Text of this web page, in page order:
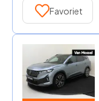
Favoriet